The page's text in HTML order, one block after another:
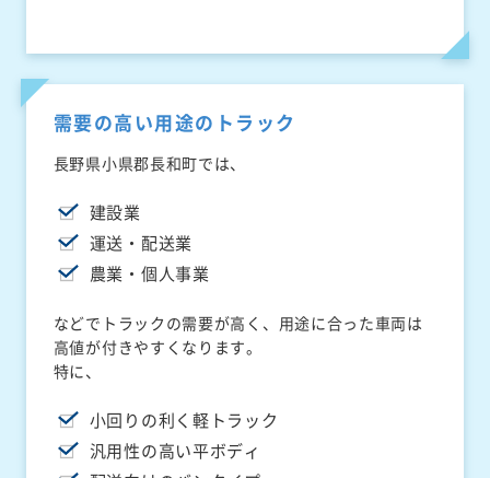
需要の高い用途のトラック
長野県小県郡長和町では、
建設業
運送・配送業
農業・個人事業
などでトラックの需要が高く、用途に合った車両は
高値が付きやすくなります。
特に、
小回りの利く軽トラック
汎用性の高い平ボディ